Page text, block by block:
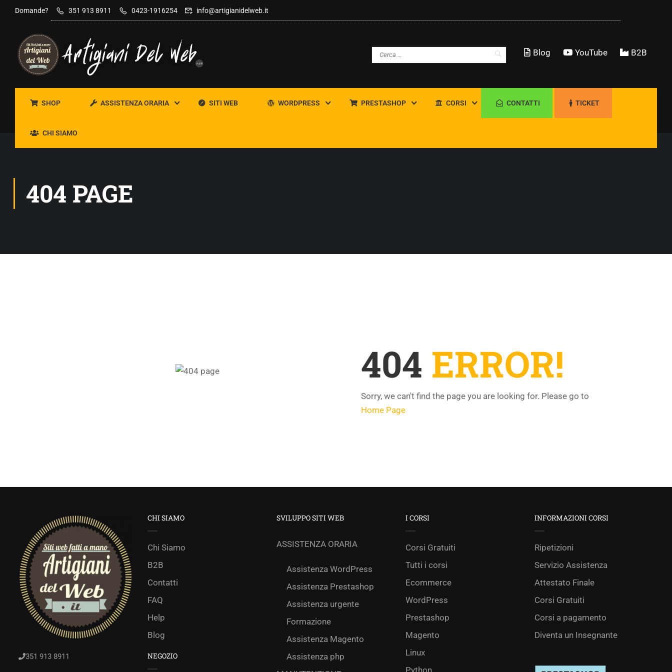
Domande? 351 913 8911 0423-1916254 info@artigianidelweb.it
B2B
YouTube
Blog
SHOP ASSISTENZA ORARIA SITI WEB WORDPRESS PRESTASHOP CORSI CONTATTI TICKET
CHI SIAMO
404 PAGE
404 ERROR!
Sorry, we can't find the page you are looking for. Please go to
Home Page
351 913 8911
CHI SIAMO
Chi Siamo
B2B
Contatti
FAQ
Help
Blog
NEGOZIO
SVILUPPO SITI WEB
ASSISTENZA ORARIA
Assistenza WordPress
Assistenza Prestashop
Assistenza urgente
Formazione
Assistenza Magento
Assistenza php
I CORSI
Corsi Gratuiti
Tutti i corsi
Ecommerce
WordPress
Prestashop
Magento
Linux
Python
INFORMAZIONI CORSI
Ripetizioni
Servizio Assistenza
Attestato Finale
Corsi Gratuiti
Corsi a pagamento
Diventa un Insegnante